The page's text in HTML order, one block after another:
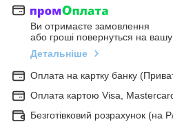
Ви отримаєте замовлення
або гроші повернуться на вашу
Детальніше
Оплата на картку банку
Оплата картою Visa,
Безготівковий розрахунок